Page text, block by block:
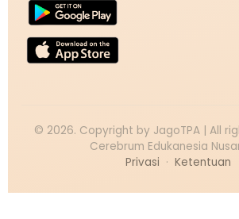
© 2026. Copyright by JagoTPA | All
Cerebrum Edukanesia
Privasi · Ketentuan